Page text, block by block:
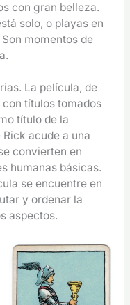
con gran belleza.
solo, o playas en
momentos de
La película, de
títulos tomados
título de la
acude a una
convierten en
humanas básicas.
se encuentre en
y ordenar la
aspectos.